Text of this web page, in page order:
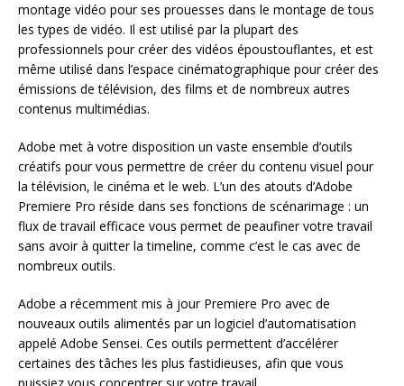
montage vidéo pour ses prouesses dans le montage de tous
les types de vidéo. Il est utilisé par la plupart des
professionnels pour créer des vidéos époustouflantes, et est
même utilisé dans l’espace cinématographique pour créer des
émissions de télévision, des films et de nombreux autres
contenus multimédias.
Adobe met à votre disposition un vaste ensemble d’outils
créatifs pour vous permettre de créer du contenu visuel pour
la télévision, le cinéma et le web. L’un des atouts d’Adobe
Premiere Pro réside dans ses fonctions de scénarimage : un
flux de travail efficace vous permet de peaufiner votre travail
sans avoir à quitter la timeline, comme c’est le cas avec de
nombreux outils.
Adobe a récemment mis à jour Premiere Pro avec de
nouveaux outils alimentés par un logiciel d’automatisation
appelé Adobe Sensei. Ces outils permettent d’accélérer
certaines des tâches les plus fastidieuses, afin que vous